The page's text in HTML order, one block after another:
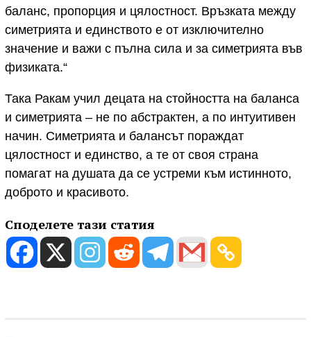
баланс, пропорция и цялостност. Връзката между
симетрията и единството е от изключително
значение и важи с пълна сила и за симетрията във
физиката.“
Така Ракам учил децата на стойността на баланса
и симетрията – не по абстрактен, а по интуитивен
начин. Симетрията и балансът пораждат
цялостност и единство, а те от своя страна
помагат на душата да се устреми към истинното,
доброто и красивото.
Споделете тази статия